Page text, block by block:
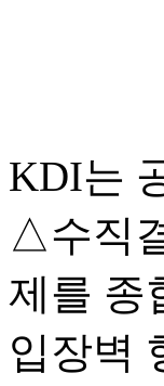
KDI는
△수직
제를 종
입장벽